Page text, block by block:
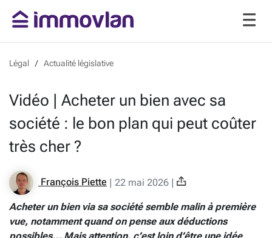
Légal Actualité législative
Vidéo | Acheter un bien avec sa
société : le bon plan qui peut coûter
très cher ?
François Piette | 22 mai 2026 |
Acheter un bien via sa société semble malin à première
vue, notamment quand on pense aux déductions